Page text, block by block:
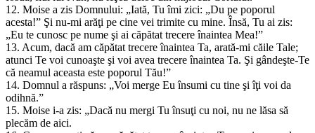
12. Moise a zis Domnului: „Iată, Tu îmi zici: „Du pe poporul
acesta!” Şi nu-mi arăţi pe cine vei trimite cu mine. Însă, Tu ai zis:
„Eu te cunosc pe nume şi ai căpătat trecere înaintea Mea!”
13. Acum, dacă am căpătat trecere înaintea Ta, arată-mi căile Tale;
atunci Te voi cunoaşte şi voi avea trecere înaintea Ta. Şi gândeşte-Te
că neamul aceasta este poporul Tău!”
14. Domnul a răspuns: „Voi merge Eu însumi cu tine şi îţi voi da
odihnă.”
15. Moise i-a zis: „Dacă nu mergi Tu însuţi cu noi, nu ne lăsa să
plecăm de aici.